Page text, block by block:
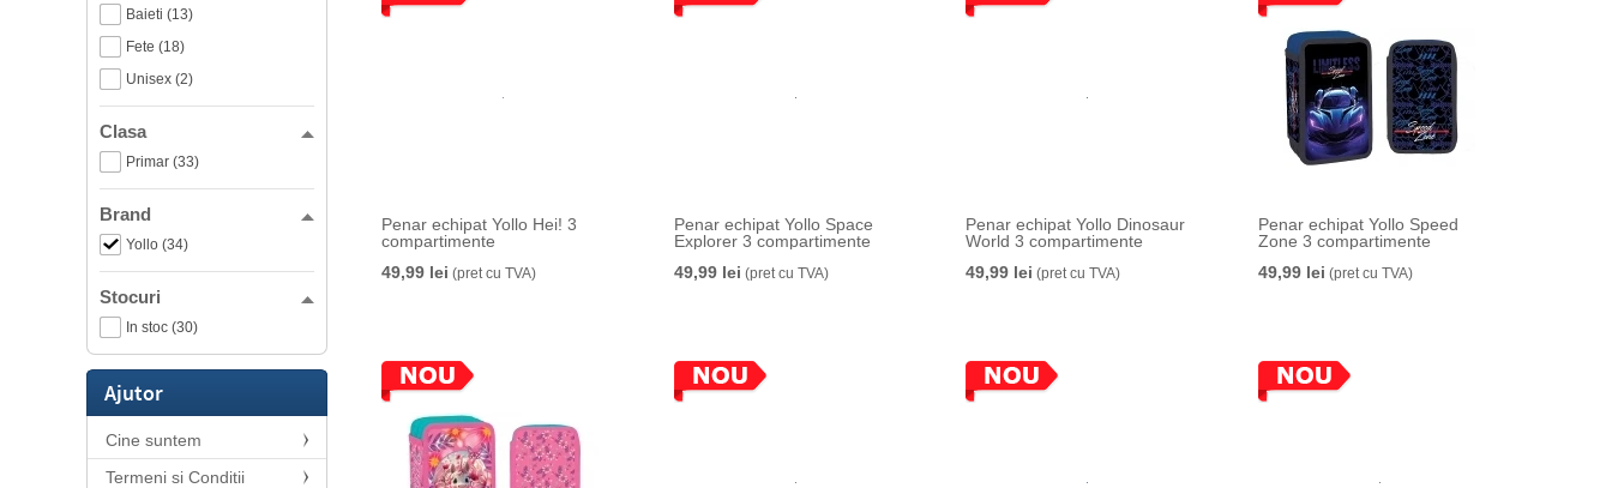
Baieti (13)
Fete (18)
Unisex (2)
Clasa
Primar (33)
Brand
Yollo (34)
Stocuri
In stoc (30)
Ajutor
Cine suntem
Termeni si Conditii
Penar echipat Yollo Hei! 3
compartimente
49,99 lei (pret cu TVA)
Penar echipat Yollo Space
Explorer 3 compartimente
49,99 lei (pret cu TVA)
Penar echipat Yollo Dinosaur
World 3 compartimente
49,99 lei (pret cu TVA)
Penar echipat Yollo Speed
Zone 3 compartimente
49,99 lei (pret cu TVA)